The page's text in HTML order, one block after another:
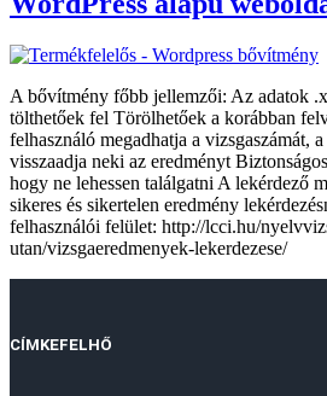
A bővítmény főbb jellemzői: Az adatok
tölthetőek fel Törölhetőek a korábban
felhasználó megadhatja a vizsgaszámát,
visszaadja neki az eredményt
hogy ne lehessen találgatni A lekérdező
sikeres és sikertelen eredmény
felhasználói felület: http://lcci.hu/
utan/vizsgaeredmenyek-lekerdezese/
CÍMKEFELHŐ